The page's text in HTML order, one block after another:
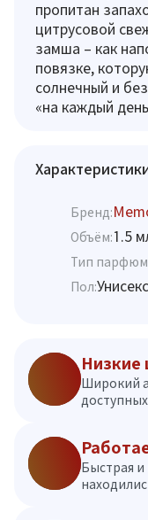
пропитан
цитрусовой
замша – как
повязке,
солнечный и
«на каждый
Бренд:
Объём:1.5
Тип
Пол:Унисекс
Низкие
Широкий
Быстрая и